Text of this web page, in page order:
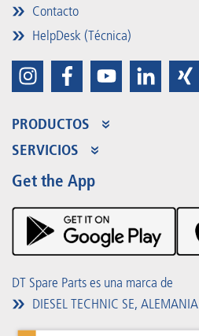
Contacto
HelpDesk (Técnica)
PRODUCTOS
Gama de productos
Partner Portal
Product Promotions
SERVICIOS
Beneficios
Premium Shop
Eventos
Descargas
Get the App
DT Spare Parts es una marca de
DIESEL TECHNIC SE, ALEMANIA